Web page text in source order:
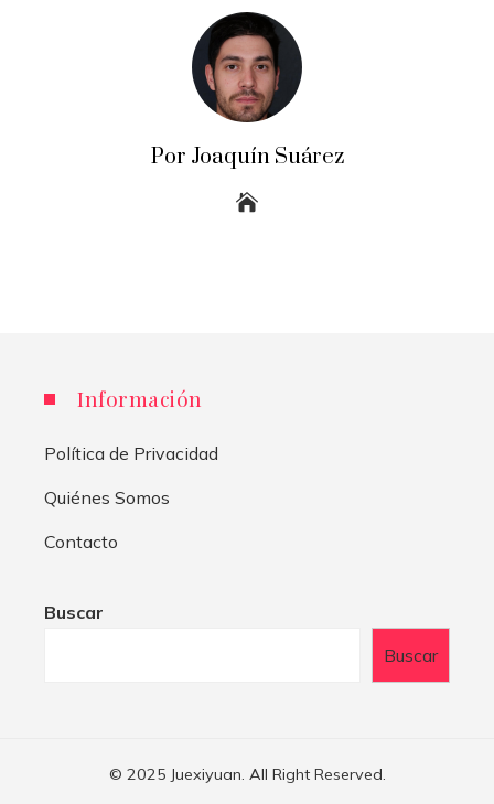
Por Joaquín Suárez
Información
Política de Privacidad
Quiénes Somos
Contacto
Buscar
Buscar
© 2025 Juexiyuan. All Right Reserved.